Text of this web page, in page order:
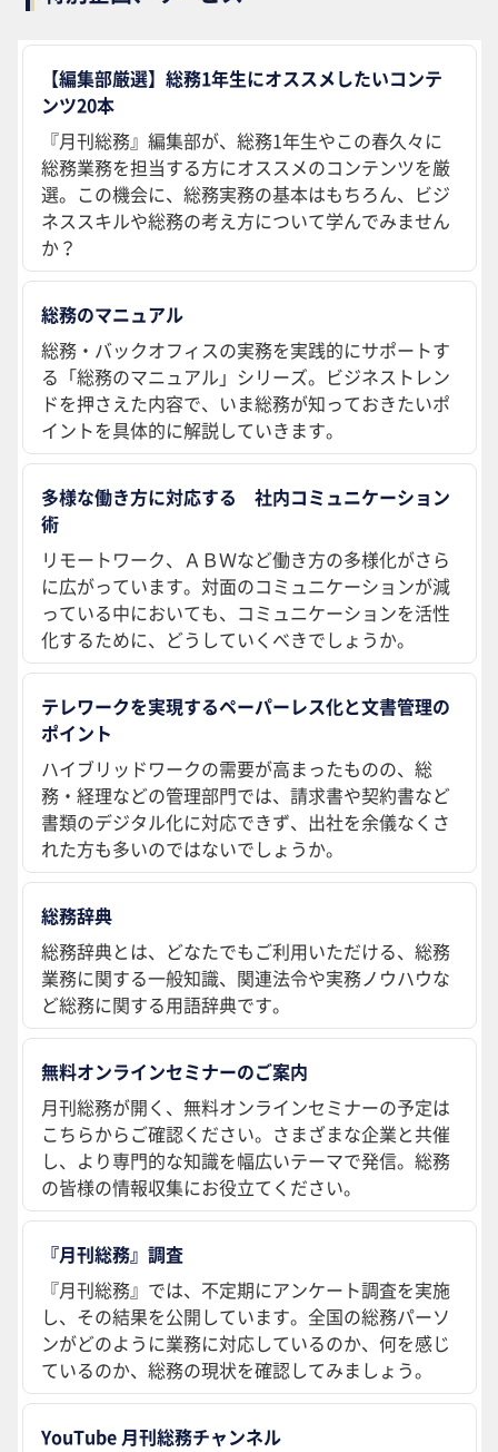
【編集部厳選】総務1年生にオススメしたいコンテ
ンツ20本
『月刊総務』編集部が、総務1年生やこの春久々に
総務業務を担当する方にオススメのコンテンツを厳
選。この機会に、総務実務の基本はもちろん、ビジ
ネススキルや総務の考え方について学んでみません
か？
総務のマニュアル
総務・バックオフィスの実務を実践的にサポートす
る「総務のマニュアル」シリーズ。ビジネストレン
ドを押さえた内容で、いま総務が知っておきたいポ
イントを具体的に解説していきます。
多様な働き方に対応する 社内コミュニケーション
術
リモートワーク、ＡＢＷなど働き方の多様化がさら
に広がっています。対面のコミュニケーションが減
っている中においても、コミュニケーションを活性
化するために、どうしていくべきでしょうか。
テレワークを実現するペーパーレス化と文書管理の
ポイント
ハイブリッドワークの需要が高まったものの、総
務・経理などの管理部門では、請求書や契約書など
書類のデジタル化に対応できず、出社を余儀なくさ
れた方も多いのではないでしょうか。
総務辞典
総務辞典とは、どなたでもご利用いただける、総務
業務に関する一般知識、関連法令や実務ノウハウな
ど総務に関する用語辞典です。
無料オンラインセミナーのご案内
月刊総務が開く、無料オンラインセミナーの予定は
こちらからご確認ください。さまざまな企業と共催
し、より専門的な知識を幅広いテーマで発信。総務
の皆様の情報収集にお役立てください。
『月刊総務』調査
『月刊総務』では、不定期にアンケート調査を実施
し、その結果を公開しています。全国の総務パーソ
ンがどのように業務に対応しているのか、何を感じ
ているのか、総務の現状を確認してみましょう。
YouTube 月刊総務チャンネル